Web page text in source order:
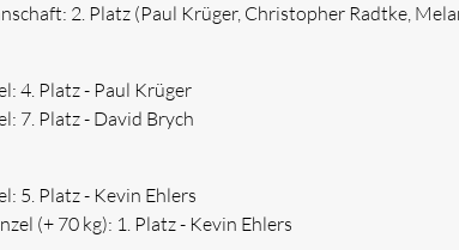
2. Platz (Paul Krüger, Christopher Radtke,
4. Platz - Paul Krüger
7. Platz - David Brych
5. Platz - Kevin Ehlers
(+ 70 kg): 1. Platz - Kevin Ehlers